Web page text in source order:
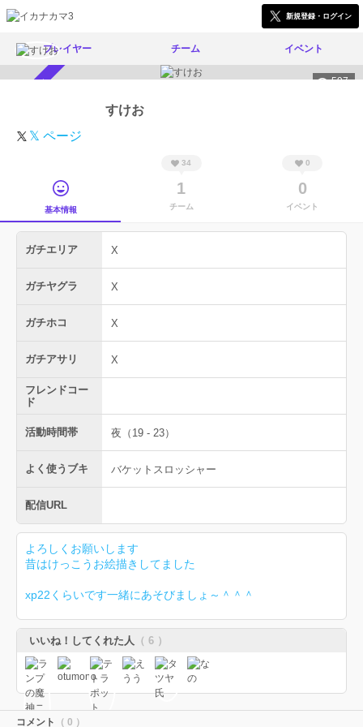
新規登録・ログイン
プレイヤー チーム イベント
597
すけお
𝕏 ページ
基本情報
34
1
チーム
0
0
イベント
ガチエリア X
ガチヤグラ X
ガチホコ X
ガチアサリ X
フレンドコー
ド
活動時間帯 夜（19 - 23）
よく使うブキ バケットスロッシャー
配信URL
よろしくお願いします
昔はけっこうお絵描きしてました
xp22くらいです一緒にあそびましょ～＾＾＾
いいね！してくれた人 （ 6 ）
コメント （ 0 ）